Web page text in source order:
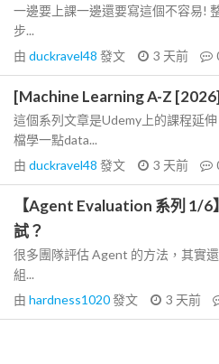
一邊要上課一邊還要寫這個不容易!
步...
由 duckravel48 發文 3 天前
[Machine Learning A-Z
這個系列文章是Udemy上的課程延
檔學一點data...
由 duckravel48 發文 3 天前
【Agent Evaluation 系列 1/
試？
很多團隊評估 Agent 的方法，其實
組...
由 hardness1020發文 3 天前